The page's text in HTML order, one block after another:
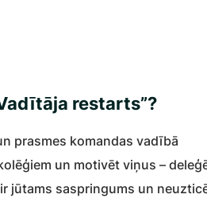
restarts”?
prasmes komandas vadībā
un motivēt viņus –
jūtams saspringums un